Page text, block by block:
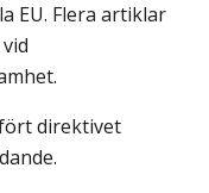
EU. Flera artiklar
direktivet